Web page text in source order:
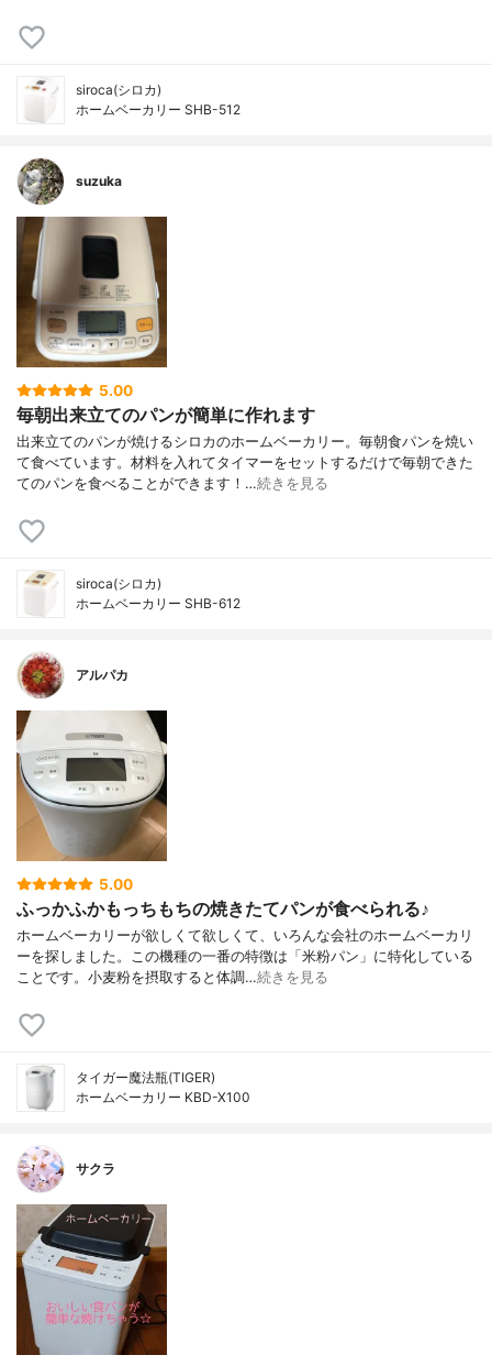
siroca(シロカ)
ホームベーカリー SHB-512
suzuka
5.00
毎朝出来立てのパンが簡単に作れます
出来立てのパンが焼けるシロカのホームベーカリー。毎朝食パンを焼い
て食べています。材料を入れてタイマーをセットするだけで毎朝できた
てのパンを食べることができます！…続きを見る
siroca(シロカ)
ホームベーカリー SHB-612
アルパカ
5.00
ふっかふかもっちもちの焼きたてパンが食べられる♪
ホームベーカリーが欲しくて欲しくて、いろんな会社のホームベーカリ
ーを探しました。この機種の一番の特徴は「米粉パン」に特化している
ことです。小麦粉を摂取すると体調…続きを見る
タイガー魔法瓶(TIGER)
ホームベーカリー KBD-X100
サクラ